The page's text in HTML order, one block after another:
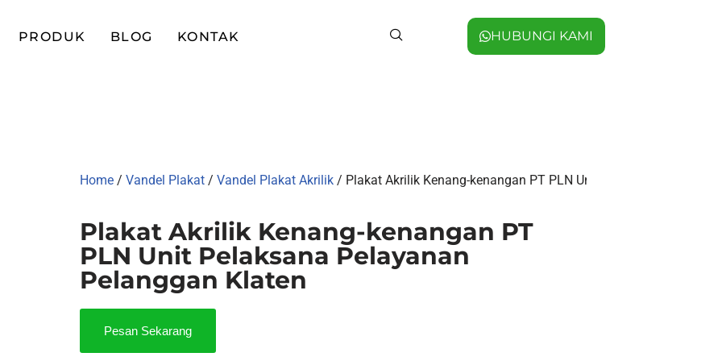
PRODUK BLOG KONTAK HUBUNGI KAMI
Home /Vandel Plakat /Vandel Plakat Akrilik / Plakat Akrilik Kenang-kenangan PT PLN Unit Pelaksana
Plakat Akrilik Kenang-kenangan PT
PLN Unit Pelaksana Pelayanan
Pelanggan Klaten
Pesan Sekarang